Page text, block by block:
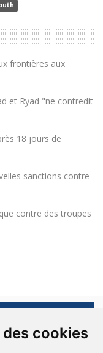
cookies
frontières aux
et Ryad "ne contredit
18 jours de
sanctions contre
contre des troupes